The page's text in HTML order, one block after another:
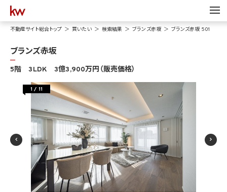
不動産サイト総合トップ 買いたい 検索結果 ブランズ赤坂 ブランズ赤坂 501
ブランズ赤坂
5階 3LDK 3億3,900万円（販売価格）
1 / 11